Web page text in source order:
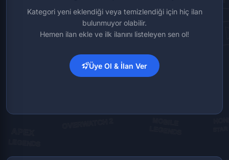
Kategori yeni eklendiği veya temizlendiği için hiç ilan
bulunmuyor olabilir.
Hemen ilan ekle ve ilk ilanını listeleyen sen ol!
Üye Ol & İlan Ver